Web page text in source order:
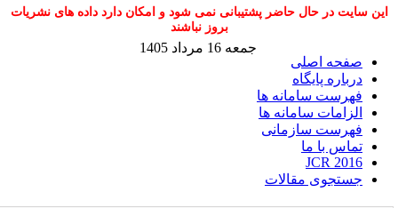
این سایت در حال حاضر پشتیبانی نمی شود و امکان دارد داده های نشریات
بروز نباشند
صفحه اصلی
درباره پایگاه
فهرست سامانه ها
الزامات سامانه ها
فهرست سازمانی
تماس با ما
JCR 2016
جستجوی مقالات
جمعه 16 مرداد 1405